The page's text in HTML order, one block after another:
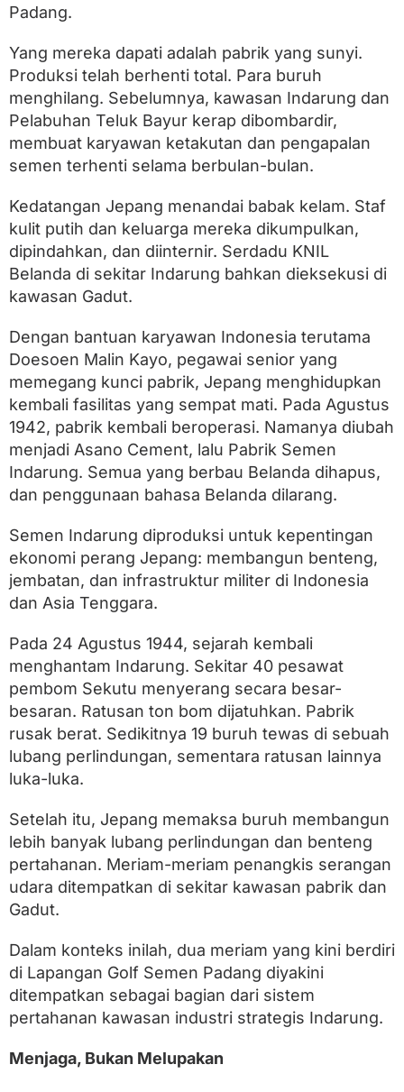
Padang.
Yang mereka dapati adalah pabrik yang sunyi.
Produksi telah berhenti total. Para buruh
menghilang. Sebelumnya, kawasan Indarung dan
Pelabuhan Teluk Bayur kerap dibombardir,
membuat karyawan ketakutan dan pengapalan
semen terhenti selama berbulan-bulan.
Kedatangan Jepang menandai babak kelam. Staf
kulit putih dan keluarga mereka dikumpulkan,
dipindahkan, dan diinternir. Serdadu KNIL
Belanda di sekitar Indarung bahkan dieksekusi di
kawasan Gadut.
Dengan bantuan karyawan Indonesia terutama
Doesoen Malin Kayo, pegawai senior yang
memegang kunci pabrik, Jepang menghidupkan
kembali fasilitas yang sempat mati. Pada Agustus
1942, pabrik kembali beroperasi. Namanya diubah
menjadi Asano Cement, lalu Pabrik Semen
Indarung. Semua yang berbau Belanda dihapus,
dan penggunaan bahasa Belanda dilarang.
Semen Indarung diproduksi untuk kepentingan
ekonomi perang Jepang: membangun benteng,
jembatan, dan infrastruktur militer di Indonesia
dan Asia Tenggara.
Pada 24 Agustus 1944, sejarah kembali
menghantam Indarung. Sekitar 40 pesawat
pembom Sekutu menyerang secara besar-
besaran. Ratusan ton bom dijatuhkan. Pabrik
rusak berat. Sedikitnya 19 buruh tewas di sebuah
lubang perlindungan, sementara ratusan lainnya
luka-luka.
Setelah itu, Jepang memaksa buruh membangun
lebih banyak lubang perlindungan dan benteng
pertahanan. Meriam-meriam penangkis serangan
udara ditempatkan di sekitar kawasan pabrik dan
Gadut.
Dalam konteks inilah, dua meriam yang kini berdiri
di Lapangan Golf Semen Padang diyakini
ditempatkan sebagai bagian dari sistem
pertahanan kawasan industri strategis Indarung.
Menjaga, Bukan Melupakan